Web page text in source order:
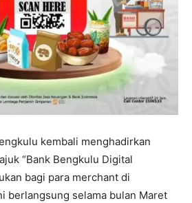
kembali menghadirkan
“Bank Bengkulu Digital
bagi para merchant di
berlangsung selama bulan Maret